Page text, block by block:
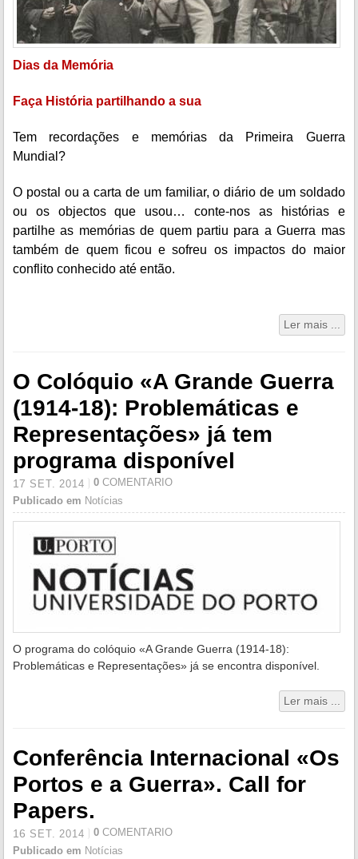
Dias da Memória
Faça História partilhando a sua
Tem recordações e memórias da Primeira Guerra
Mundial?
O postal ou a carta de um familiar, o diário de um soldado
ou os objectos que usou… conte-nos as histórias e
partilhe as memórias de quem partiu para a Guerra mas
também de quem ficou e sofreu os impactos do maior
conflito conhecido até então.
Ler mais ...
O Colóquio «A Grande Guerra
(1914-18): Problemáticas e
Representações» já tem
programa disponível
17 SET. 2014 0 COMENTÁRIO
Publicado em Notícias
O programa do colóquio «A Grande Guerra (1914-18):
Problemáticas e Representações» já se encontra disponível.
Ler mais ...
Conferência Internacional «Os
Portos e a Guerra». Call for
Papers.
16 SET. 2014 0 COMENTÁRIO
Publicado em Notícias